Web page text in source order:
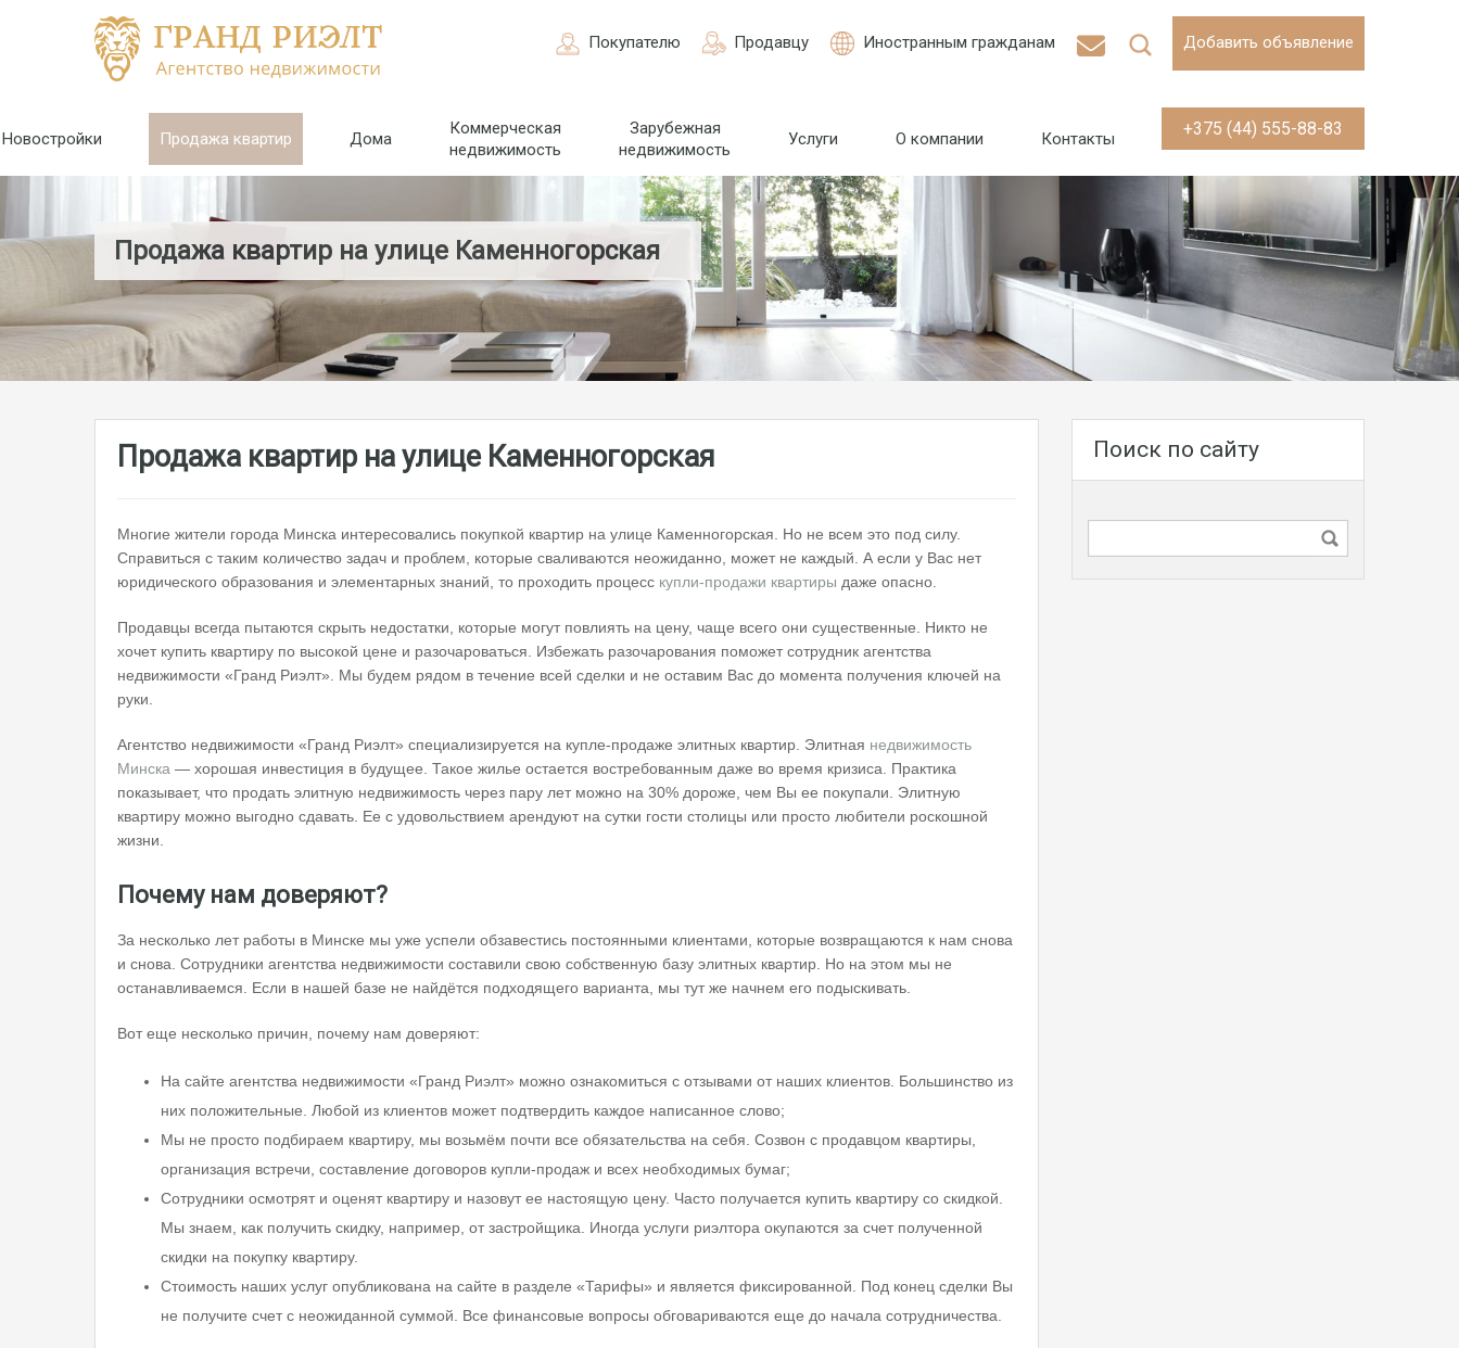
Покупателю Продавцу Иностранным гражданам Добавить объявление
+375 (44) 555-88-83
Новостройки Продажа квартир Дома
Коммерческая
недвижимость
Зарубежная
недвижимость
Услуги О компании Контакты
Продажа квартир на улице Каменногорская
Продажа квартир на улице Каменногорская
Многие жители города Минска интересовались покупкой квартир на улице Каменногорская. Но не всем это под силу.
Справиться с таким количество задач и проблем, которые сваливаются неожиданно, может не каждый. А если у Вас нет
юридического образования и элементарных знаний, то проходить процесс купли-продажи квартиры даже опасно.
Продавцы всегда пытаются скрыть недостатки, которые могут повлиять на цену, чаще всего они существенные. Никто не
хочет купить квартиру по высокой цене и разочароваться. Избежать разочарования поможет сотрудник агентства
недвижимости «Гранд Риэлт». Мы будем рядом в течение всей сделки и не оставим Вас до момента получения ключей на
руки.
Агентство недвижимости «Гранд Риэлт» специализируется на купле-продаже элитных квартир. Элитная недвижимость
Минска — хорошая инвестиция в будущее. Такое жилье остается востребованным даже во время кризиса. Практика
показывает, что продать элитную недвижимость через пару лет можно на 30% дороже, чем Вы ее покупали. Элитную
квартиру можно выгодно сдавать. Ее с удовольствием арендуют на сутки гости столицы или просто любители роскошной
жизни.
Почему нам доверяют?
За несколько лет работы в Минске мы уже успели обзавестись постоянными клиентами, которые возвращаются к нам снова
и снова. Сотрудники агентства недвижимости составили свою собственную базу элитных квартир. Но на этом мы не
останавливаемся. Если в нашей базе не найдётся подходящего варианта, мы тут же начнем его подыскивать.
Вот еще несколько причин, почему нам доверяют:
На сайте агентства недвижимости «Гранд Риэлт» можно ознакомиться с отзывами от наших клиентов. Большинство из
них положительные. Любой из клиентов может подтвердить каждое написанное слово;
Мы не просто подбираем квартиру, мы возьмём почти все обязательства на себя. Созвон с продавцом квартиры,
организация встречи, составление договоров купли-продаж и всех необходимых бумаг;
Сотрудники осмотрят и оценят квартиру и назовут ее настоящую цену. Часто получается купить квартиру со скидкой.
Мы знаем, как получить скидку, например, от застройщика. Иногда услуги риэлтора окупаются за счет полученной
скидки на покупку квартиру.
Стоимость наших услуг опубликована на сайте в разделе «Тарифы» и является фиксированной. Под конец сделки Вы
не получите счет с неожиданной суммой. Все финансовые вопросы обговариваются еще до начала сотрудничества.
Поиск по сайту